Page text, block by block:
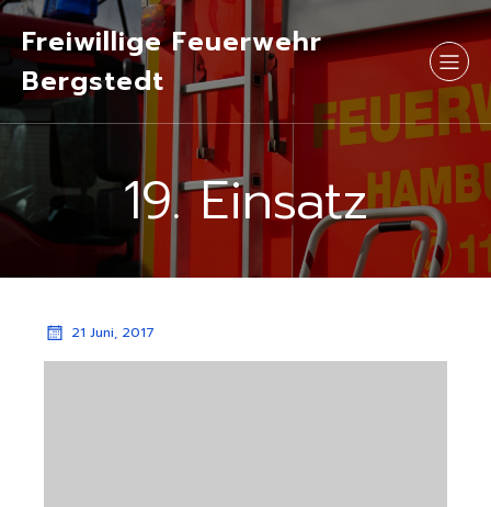
Freiwillige Feuerwehr
Bergstedt
19. Einsatz
21 Juni, 2017